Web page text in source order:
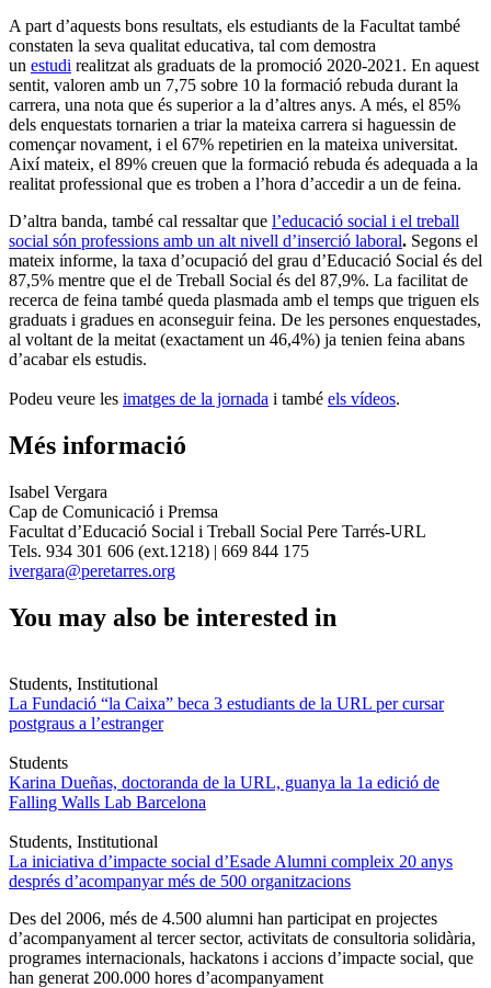
A part d’aquests bons resultats, els estudiants de la Facultat també
constaten la seva qualitat educativa, tal com demostra
un estudi realitzat als graduats de la promoció 2020-2021. En aquest
sentit, valoren amb un 7,75 sobre 10 la formació rebuda durant la
carrera, una nota que és superior a la d’altres anys. A més, el 85%
dels enquestats tornarien a triar la mateixa carrera si haguessin de
començar novament, i el 67% repetirien en la mateixa universitat.
Així mateix, el 89% creuen que la formació rebuda és adequada a la
realitat professional que es troben a l’hora d’accedir a un de feina.
D’altra banda, també cal ressaltar que l’educació social i el treball
social són professions amb un alt nivell d’inserció laboral. Segons el
mateix informe, la taxa d’ocupació del grau d’Educació Social és del
87,5% mentre que el de Treball Social és del 87,9%. La facilitat de
recerca de feina també queda plasmada amb el temps que triguen els
graduats i gradues en aconseguir feina. De les persones enquestades,
al voltant de la meitat (exactament un 46,4%) ja tenien feina abans
d’acabar els estudis.
Podeu veure les imatges de la jornada i també els vídeos.
Més informació
Isabel Vergara
Cap de Comunicació i Premsa
Facultat d’Educació Social i Treball Social Pere Tarrés-URL
Tels. 934 301 606 (ext.1218) | 669 844 175
ivergara@peretarres.org
You may also be interested in
Students, Institutional
La Fundació “la Caixa” beca 3 estudiants de la URL per cursar
postgraus a l’estranger
Students
Karina Dueñas, doctoranda de la URL, guanya la 1a edició de
Falling Walls Lab Barcelona
Students, Institutional
La iniciativa d’impacte social d’Esade Alumni compleix 20 anys
després d’acompanyar més de 500 organitzacions
Des del 2006, més de 4.500 alumni han participat en projectes
d’acompanyament al tercer sector, activitats de consultoria solidària,
programes internacionals, hackatons i accions d’impacte social, que
han generat 200.000 hores d’acompanyament